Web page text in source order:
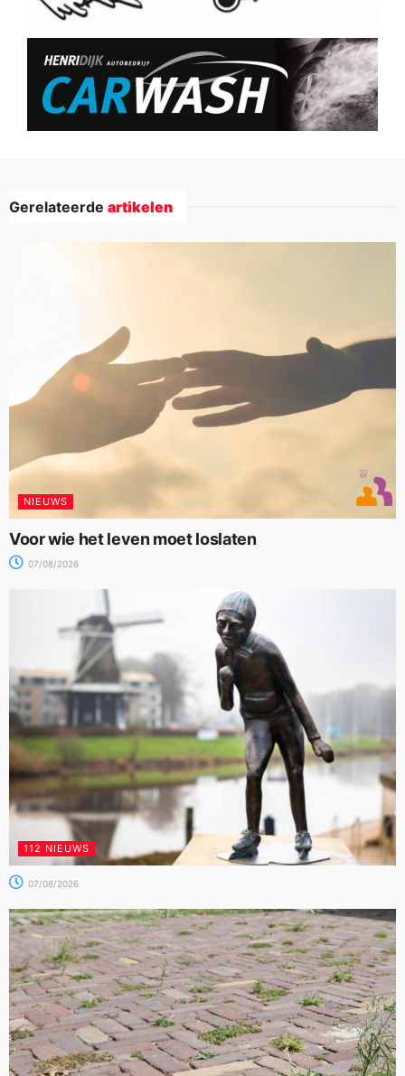
Gerelateerde artikelen
NIEUWS
Voor wie het leven moet loslaten
07/08/2026
112 NIEUWS
07/08/2026